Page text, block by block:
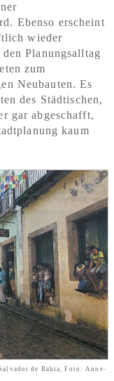
Ebenso erscheint
wieder
Planungsalltag
zum
Neubauten. Es
des Städtischen,
gar abgeschafft,
kaum
de Bahia, Foto: Anne-